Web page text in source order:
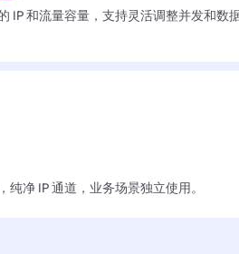
IP 和流量容量，支持灵活调整并发和数
净 IP 通道，业务场景独立使用。